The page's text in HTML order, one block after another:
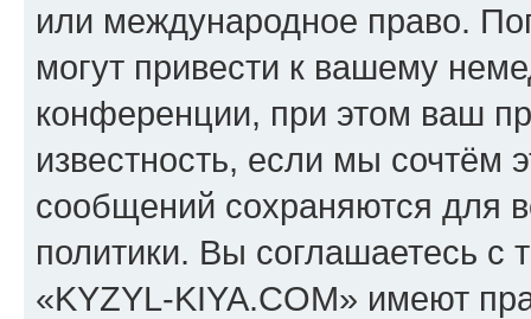
или международное право.
могут привести к вашему
конференции, при этом ваш
известность, если мы сочтём
сообщений сохраняются для
политики. Вы соглашаетесь
«KYZYL-KIYA.COM» имеют